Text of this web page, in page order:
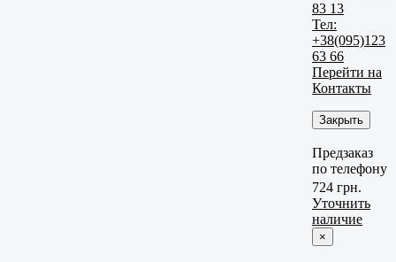
83 13
Тел:
+38(095)123
63 66
Перейти на
Контакты
Закрыть
Предзаказ
по телефону
724 грн.
Уточнить
наличие
×